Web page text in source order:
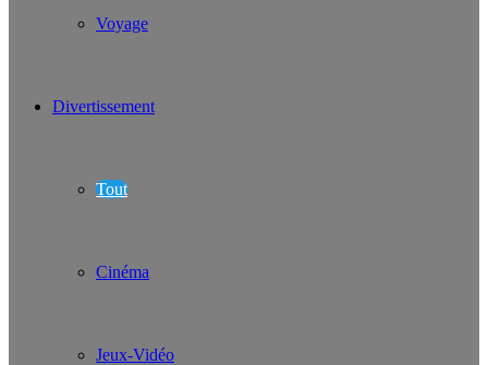
Voyage
Divertissement
Tout
Cinéma
Jeux-Vidéo